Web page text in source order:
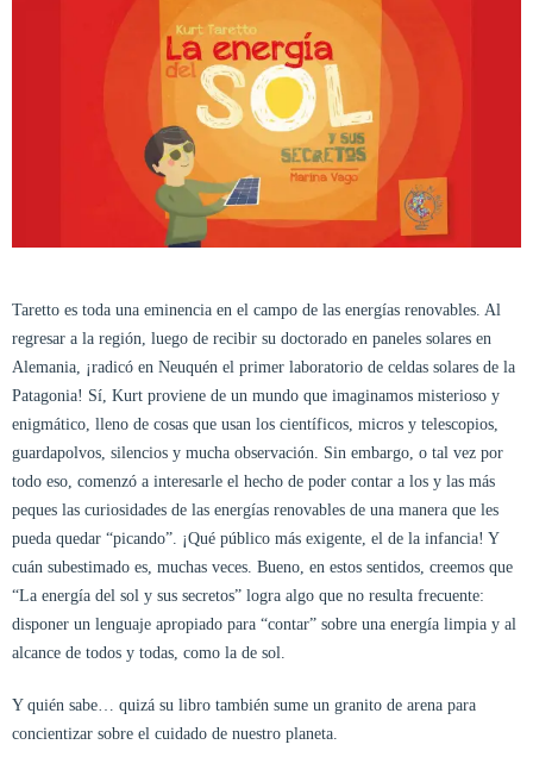
Taretto es toda una eminencia en el campo de las energías renovables. Al
regresar a la región, luego de recibir su doctorado en paneles solares en
Alemania, ¡radicó en Neuquén el primer laboratorio de celdas solares de la
Patagonia! Sí, Kurt proviene de un mundo que imaginamos misterioso y
enigmático, lleno de cosas que usan los científicos, micros y telescopios,
guardapolvos, silencios y mucha observación. Sin embargo, o tal vez por
todo eso, comenzó a interesarle el hecho de poder contar a los y las más
peques las curiosidades de las energías renovables de una manera que les
pueda quedar “picando”. ¡Qué público más exigente, el de la infancia! Y
cuán subestimado es, muchas veces. Bueno, en estos sentidos, creemos que
“La energía del sol y sus secretos” logra algo que no resulta frecuente:
disponer un lenguaje apropiado para “contar” sobre una energía limpia y al
alcance de todos y todas, como la de sol.
Y quién sabe… quizá su libro también sume un granito de arena para
concientizar sobre el cuidado de nuestro planeta.